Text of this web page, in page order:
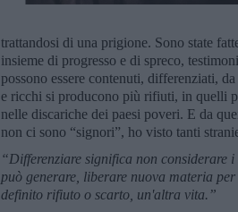
trattandosi di una prigione. Sono state
insieme di progresso e di spreco,
possono essere contenuti, differenziati,
e ricchi si producono più rifiuti, in quelli
nelle discariche dei paesi poveri. E da
non ci sono “signori”, ho visto tanti
“Differenziare significa non considerare
può generare, liberare nuova materia
definito rifiuto o scarto, un'altra vita.”